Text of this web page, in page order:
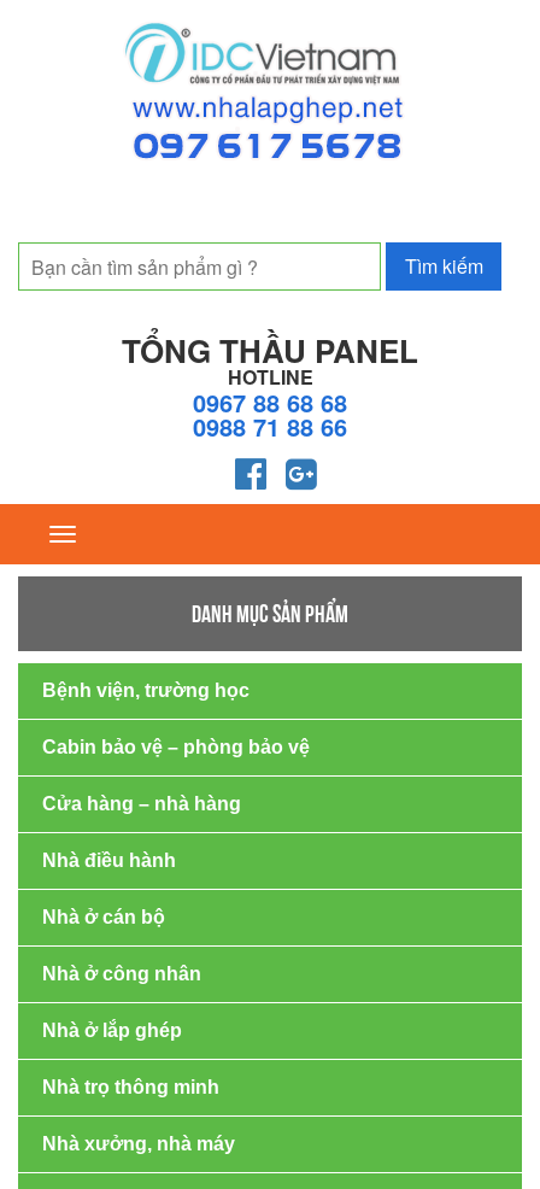
TỔNG THẦU PANEL
HOTLINE
0967 88 68 68
0988 71 88 66
Toggle
DANH MỤC SẢN PHẨM
Bệnh viện, trường học
Cabin bảo vệ – phòng bảo vệ
Cửa hàng – nhà hàng
Nhà điều hành
Nhà ở cán bộ
Nhà ở công nhân
Nhà ở lắp ghép
Nhà trọ thông minh
Nhà xưởng, nhà máy